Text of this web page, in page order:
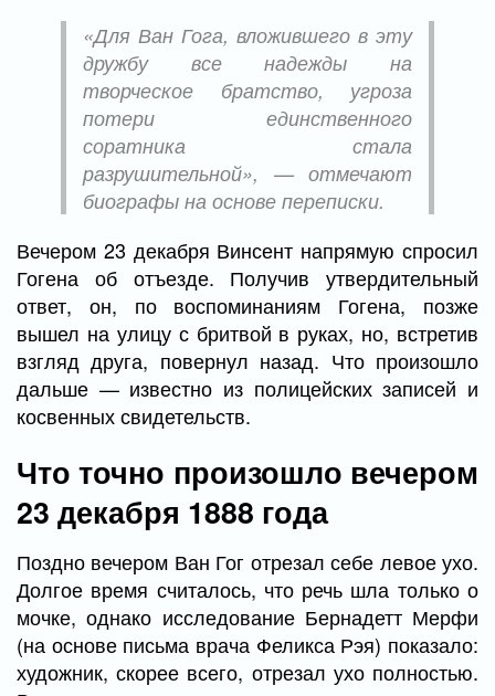
«Для Ван Гога, вложившего в эту
дружбу все надежды на
творческое братство, угроза
потери единственного
соратника стала
разрушительной», — отмечают
биографы на основе переписки.
Вечером 23 декабря Винсент напрямую спросил
Гогена об отъезде. Получив утвердительный
ответ, он, по воспоминаниям Гогена, позже
вышел на улицу с бритвой в руках, но, встретив
взгляд друга, повернул назад. Что произошло
дальше — известно из полицейских записей и
косвенных свидетельств.
Что точно произошло вечером
23 декабря 1888 года
Поздно вечером Ван Гог отрезал себе левое ухо.
Долгое время считалось, что речь шла только о
мочке, однако исследование Бернадетт Мерфи
(на основе письма врача Феликса Рэя) показало:
художник, скорее всего, отрезал ухо полностью.